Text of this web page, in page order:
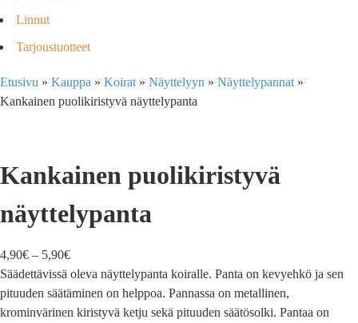
Linnut
Tarjoustuotteet
Etusivu » Kauppa » Koirat » Näyttelyyn » Näyttelypannat »
Kankainen puolikiristyvä näyttelypanta
Kankainen puolikiristyvä
näyttelypanta
4,90€ – 5,90€
Säädettävissä oleva näyttelypanta koiralle. Panta on kevyehkö ja sen
pituuden säätäminen on helppoa. Pannassa on metallinen,
krominvärinen kiristyvä ketju sekä pituuden säätösolki. Pantaa on